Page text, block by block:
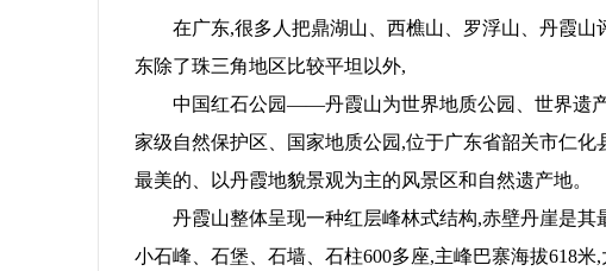
在广东,很多人把鼎湖山、西樵山、罗浮山、丹霞
东除了珠三角地区比较平坦以外,
中国红石公园——丹霞山为世界地质公园、世界遗
家级自然保护区、国家地质公园,位于广东省韶关市仁
最美的、以丹霞地貌景观为主的风景区和自然遗产地。
丹霞山整体呈现一种红层峰林式结构,赤壁丹崖是
小石峰、石堡、石墙、石柱600多座,主峰巴寨海拔618米,